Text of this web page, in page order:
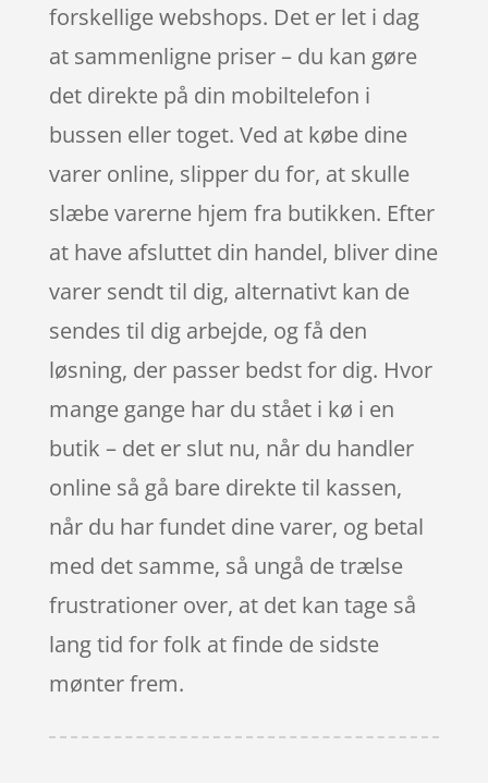
forskellige webshops. Det er let i dag
at sammenligne priser – du kan gøre
det direkte på din mobiltelefon i
bussen eller toget. Ved at købe dine
varer online, slipper du for, at skulle
slæbe varerne hjem fra butikken. Efter
at have afsluttet din handel, bliver dine
varer sendt til dig, alternativt kan de
sendes til dig arbejde, og få den
løsning, der passer bedst for dig. Hvor
mange gange har du stået i kø i en
butik – det er slut nu, når du handler
online så gå bare direkte til kassen,
når du har fundet dine varer, og betal
med det samme, så ungå de trælse
frustrationer over, at det kan tage så
lang tid for folk at finde de sidste
mønter frem.